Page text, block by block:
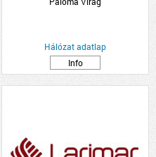
Hálózat adatlap
Info